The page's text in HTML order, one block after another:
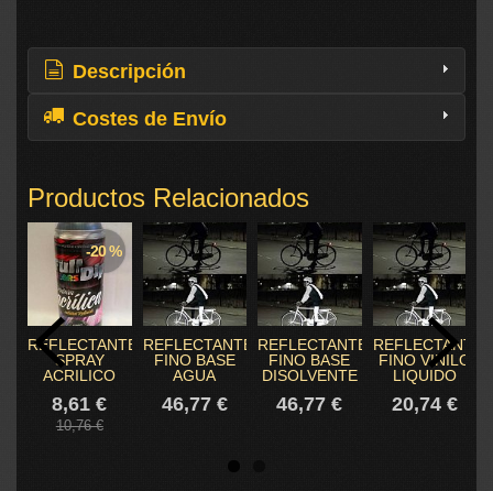
Descripción
Costes de Envío
Productos Relacionados
-20 %
REFLECTANTE
SPRAY
ACRILICO
8,61 €
10,76 €
REFLECTANTE
FINO BASE
AGUA
46,77 €
REFLECTANTE
FINO BASE
DISOLVENTE
46,77 €
REFLECTANTE
FINO VINILO
LIQUIDO
20,74 €